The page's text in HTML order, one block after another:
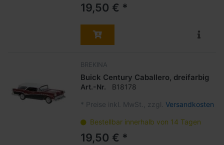
19,50 € *
BREKINA
Buick Century Caballero, dreifarbig
Art.-Nr. B18178
* Preise inkl. MwSt., zzgl. Versandkosten
Bestellbar innerhalb von 14 Tagen
19,50 € *